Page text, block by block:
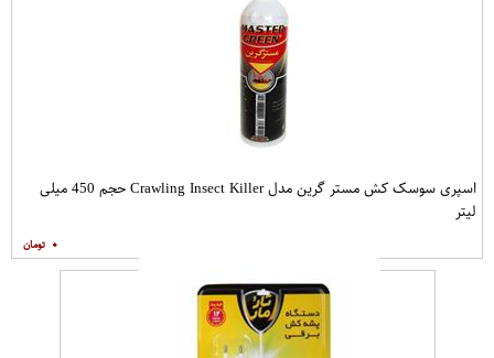
اسپری سوسک کش مستر گرین مدل Crawling Insect Killer حجم 450 میلی
لیتر
۰